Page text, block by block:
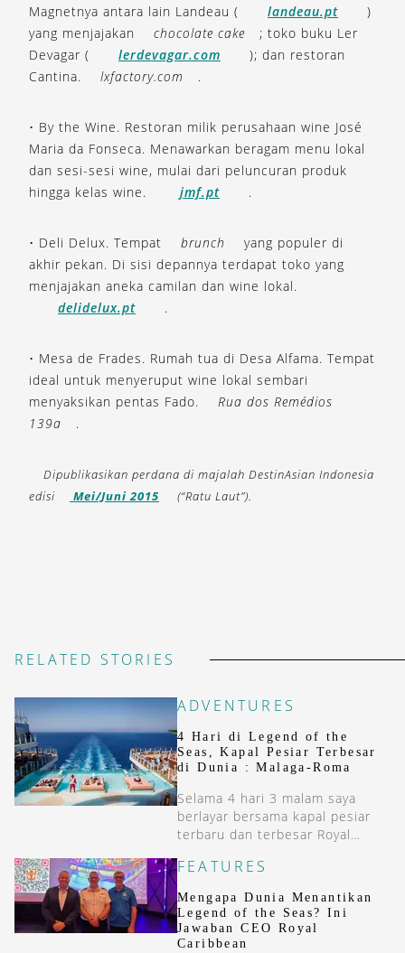
Magnetnya antara lain Landeau (
landeau.pt
)
yang menjajakan
chocolate cake
; toko buku Ler
Devagar (
lerdevagar.com
); dan restoran
Cantina.
lxfactory.com .
• By the Wine. Restoran milik perusahaan wine José
Maria da Fonseca. Menawarkan beragam menu lokal
dan sesi-sesi wine, mulai dari peluncuran produk
hingga kelas wine.
jmf.pt .
• Deli Delux. Tempat brunch
yang populer di
akhir pekan. Di sisi depannya terdapat toko yang
menjajakan aneka camilan dan wine lokal.
delidelux.pt
.
• Mesa de Frades. Rumah tua di Desa Alfama. Tempat
ideal untuk menyeruput wine lokal sembari
menyaksikan pentas Fado.
Rua dos Remédios
139a
.
Dipublikasikan perdana di majalah DestinAsian Indonesia
edisi
Mei/Juni 2015 (“Ratu Laut”).
RELATED STORIES
ADVENTURES
4 Hari di Legend of the
Seas, Kapal Pesiar Terbesar
di Dunia : Malaga-Roma
Selama 4 hari 3 malam saya
berlayar bersama kapal pesiar
terbaru dan terbesar Royal
dari Malaga (Spanyol) ke Roma
(Italia).
FEATURES
Mengapa Dunia Menantikan
Legend of the Seas? Ini
Jawaban CEO Royal
Caribbean